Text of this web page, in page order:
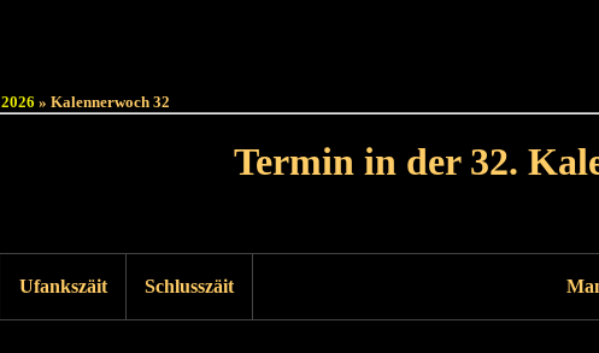
2026 » Kalennerwoch 32
Termin in der 32.
Ufankszäit Schlusszäit